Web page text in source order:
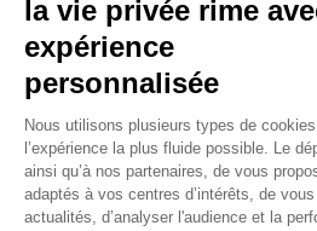
Dîner croisière saveurs
A partir de
VOIR CETTE